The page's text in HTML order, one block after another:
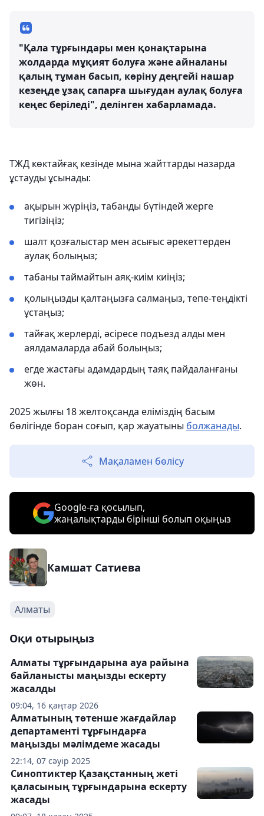
"Қала тұрғындары мен қонақтарына
жолдарда мұқият болуға және айналаны
қалың тұман басып, көріну деңгейі нашар
кезеңде ұзақ сапарға шығудан аулақ болуға
кеңес беріледі", делінген хабарламада.
ТЖД көктайғақ кезінде мына жайттарды назарда
ұстауды ұсынады:
ақырын жүріңіз, табанды бүтіндей жерге
тигізіңіз;
шалт қозғалыстар мен асығыс әрекеттерден
аулақ болыңыз;
табаны таймайтын аяқ-киім киіңіз;
қолыңызды қалтаңызға салмаңыз, тепе-теңдікті
ұстаңыз;
тайғақ жерлерді, әсіресе подъезд алды мен
аялдамаларда абай болыңыз;
егде жастағы адамдардың таяқ пайдаланғаны
жөн.
2025 жылғы 18 желтоқсанда еліміздің басым
бөлігінде боран соғып, қар жауатыны болжанады.
Мақаламен бөлісу
Google-ға қосылып,
жаңалықтарды бірінші болып оқыңыз
Камшат Сатиева
Алматы
Оқи отырыңыз
09:04, 16 қаңтар 2026
Алматы тұрғындарына ауа райына
байланысты маңызды ескерту
жасалды
22:14, 07 сәуір 2025
Алматының төтенше жағдайлар
департаменті тұрғындарға
маңызды мәлімдеме жасады
Синоптиктер Қазақстанның жеті
қаласының тұрғындарына ескерту
жасады